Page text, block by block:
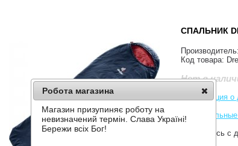
СПАЛЬНИК
Производитель:
Код товара:
Нет в
Информация о
Поделитесь с
Робота магазина
Магазин призупиняє роботу на
невизначений термін. Слава Україні!
Бережи всіх Бог!